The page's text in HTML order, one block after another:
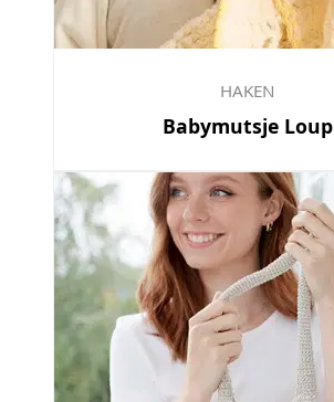
HAKEN
Babymutsje Loup